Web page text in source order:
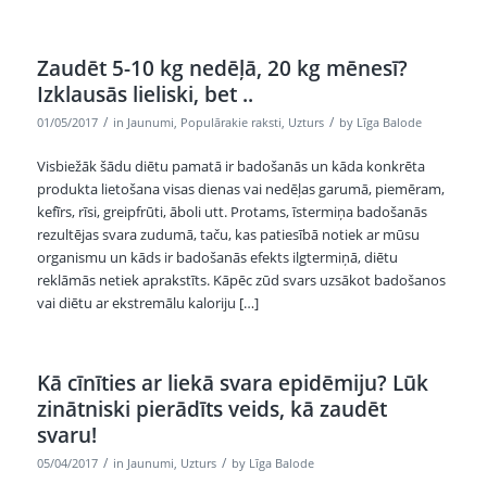
Zaudēt 5-10 kg nedēļā, 20 kg mēnesī?
Izklausās lieliski, bet ..
01/05/2017 / in Jaunumi, Populārakie raksti, Uzturs / by Līga Balode
Visbiežāk šādu diētu pamatā ir badošanās un kāda konkrēta
produkta lietošana visas dienas vai nedēļas garumā, piemēram,
kefīrs, rīsi, greipfrūti, āboli utt. Protams, īstermiņa badošanās
rezultējas svara zudumā, taču, kas patiesībā notiek ar mūsu
organismu un kāds ir badošanās efekts ilgtermiņā, diētu
reklāmās netiek aprakstīts. Kāpēc zūd svars uzsākot badošanos
vai diētu ar ekstremālu kaloriju […]
Kā cīnīties ar liekā svara epidēmiju? Lūk
zinātniski pierādīts veids, kā zaudēt
svaru!
05/04/2017 / in Jaunumi, Uzturs / by Līga Balode